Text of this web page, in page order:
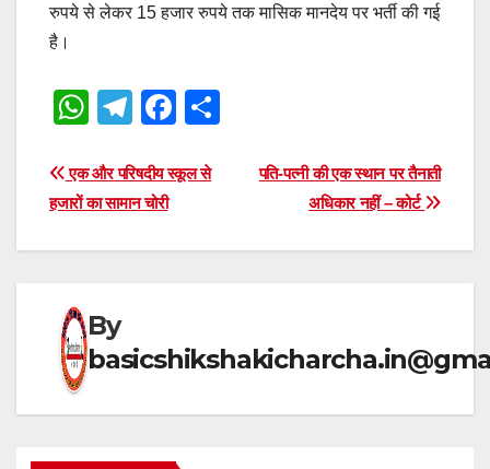
रुपये से लेकर 15 हजार रुपये तक मासिक मानदेय पर भर्ती की गई
है।
W
at
s
A
p
T
e
gr
a
F
c
b
k
Post
navigation
पति-पत्नी की एक स्थान पर तैनाती
अधिकार नहीं – कोर्ट
एक और परिषदीय स्कूल से
हजारों का सामान चोरी
By